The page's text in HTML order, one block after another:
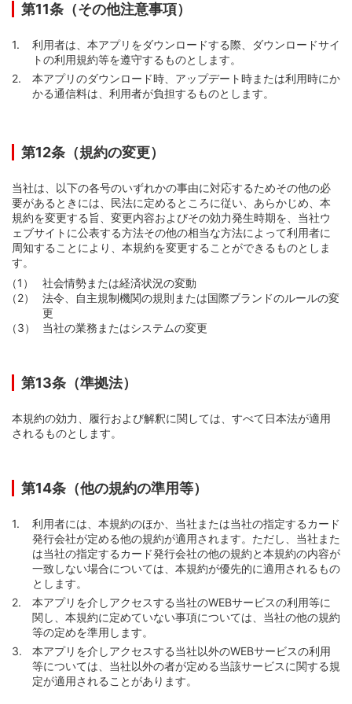
第11条（その他注意事項）
利用者は、本アプリをダウンロードする際、ダウンロードサイ
トの利用規約等を遵守するものとします。
本アプリのダウンロード時、アップデート時または利用時にか
かる通信料は、利用者が負担するものとします。
第12条（規約の変更）
当社は、以下の各号のいずれかの事由に対応するためその他の必
要があるときには、民法に定めるところに従い、あらかじめ、本
規約を変更する旨、変更内容およびその効力発生時期を、当社ウ
ェブサイトに公表する方法その他の相当な方法によって利用者に
周知することにより、本規約を変更することができるものとしま
す。
社会情勢または経済状況の変動
法令、自主規制機関の規則または国際ブランドのルールの変
更
当社の業務またはシステムの変更
第13条（準拠法）
本規約の効力、履行および解釈に関しては、すべて日本法が適用
されるものとします。
第14条（他の規約の準用等）
利用者には、本規約のほか、当社または当社の指定するカード
発行会社が定める他の規約が適用されます。ただし、当社また
は当社の指定するカード発行会社の他の規約と本規約の内容が
一致しない場合については、本規約が優先的に適用されるもの
とします。
本アプリを介しアクセスする当社のWEBサービスの利用等に
関し、本規約に定めていない事項については、当社の他の規約
等の定めを準用します。
本アプリを介しアクセスする当社以外のWEBサービスの利用
等については、当社以外の者が定める当該サービスに関する規
定が適用されることがあります。